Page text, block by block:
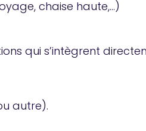
chaise haute,…)
qui s’intègrent
autre).